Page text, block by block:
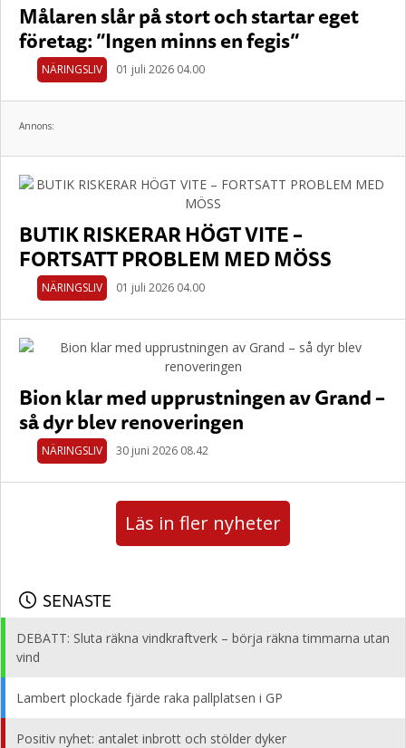
Målaren slår på stort och startar eget
företag: ”Ingen minns en fegis”
NÄRINGSLIV 01 juli 2026 04.00
Annons:
BUTIK RISKERAR HÖGT VITE –
FORTSATT PROBLEM MED MÖSS
NÄRINGSLIV 01 juli 2026 04.00
Bion klar med upprustningen av Grand –
så dyr blev renoveringen
NÄRINGSLIV 30 juni 2026 08.42
Läs in fler nyheter
SENASTE
DEBATT: Sluta räkna vindkraftverk – börja räkna timmarna utan
vind
Lambert plockade fjärde raka pallplatsen i GP
Positiv nyhet: antalet inbrott och stölder dyker